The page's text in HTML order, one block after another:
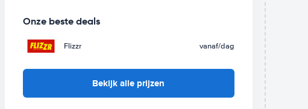
Onze beste deals
Flizzr vanaf/dag
Bekijk alle prijzen